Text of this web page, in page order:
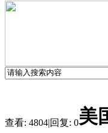
查看: 4804|回复: 0美